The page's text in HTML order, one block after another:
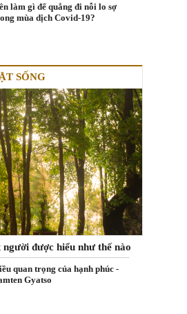
làm gì để quẳng đi nỗi lo sợ
mùa dịch Covid-19?
SỐNG
được hiểu như thế nào
quan trọng của hạnh phúc -
Gyatso